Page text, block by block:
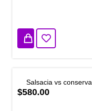
Salsacia vs conserva
$580.00